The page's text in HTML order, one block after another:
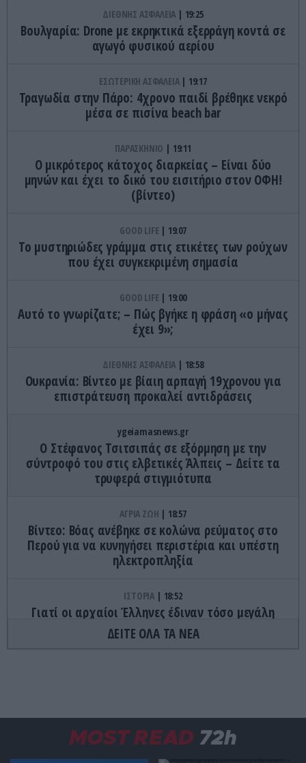
ΔΙΕΘΝΗΣ ΑΣΦΑΛΕΙΑ 19:25
Βουλγαρία: Drone με εκρηκτικά εξερράγη κοντά σε
αγωγό φυσικού αερίου
ΕΣΩΤΕΡΙΚΗ ΑΣΦΑΛΕΙΑ 19:17
Τραγωδία στην Πάρο: 4χρονο παιδί βρέθηκε νεκρό
μέσα σε πισίνα beach bar
ΠΑΡΑΣΚΗΝΙΟ 19:11
Ο μικρότερος κάτοχος διαρκείας – Είναι δύο
μηνών και έχει το δικό του εισιτήριο στον ΟΦΗ!
(βίντεο)
GOOD LIFE 19:07
Το μυστηριώδες γράμμα στις ετικέτες των ρούχων
που έχει συγκεκριμένη σημασία
GOOD LIFE 19:00
Αυτό το γνωρίζατε; – Πώς βγήκε η φράση «ο μήνας
έχει 9»;
ΔΙΕΘΝΗΣ ΑΣΦΑΛΕΙΑ 18:58
Ουκρανία: Βίντεο με βίαιη αρπαγή 19χρονου για
επιστράτευση προκαλεί αντιδράσεις
ygeiamasnews.gr
Ο Στέφανος Τσιτσιπάς σε εξόρμηση με την
σύντροφό του στις ελβετικές Άλπεις – Δείτε τα
τρυφερά στιγμιότυπα
ΑΓΡΙΑ ΖΩΗ 18:57
Βίντεο: Βόας ανέβηκε σε κολώνα ρεύματος στο
Περού για να κυνηγήσει περιστέρια και υπέστη
ηλεκτροπληξία
ΙΣΤΟΡΙΑ 18:52
Γιατί οι αρχαίοι Έλληνες έδιναν τόσο μεγάλη
σημασία στα όνειρα;
ΔΙΕΘΝΗΣ ΑΣΦΑΛΕΙΑ 18:41
Πεντάγωνο: Κατηγορεί πρώην υπουργό
ΔΕΙΤΕ ΟΛΑ ΤΑ ΝΕΑ
MOST READ 72h